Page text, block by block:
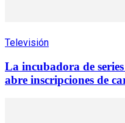
Televisión
La incubadora de
abre inscripciones de